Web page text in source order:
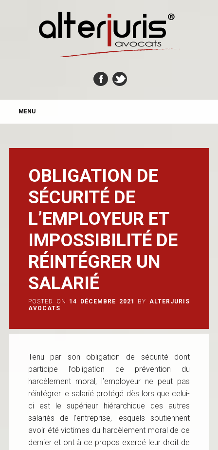
MAIN MENU
MENU
OBLIGATION DE
SÉCURITÉ DE
L’EMPLOYEUR ET
IMPOSSIBILITÉ DE
RÉINTÉGRER UN
SALARIÉ
POSTED ON 14 DÉCEMBRE 2021 BY ALTERJURIS
AVOCATS
Tenu par son obligation de sécurité dont
participe l’obligation de prévention du
harcèlement moral, l’employeur ne peut pas
réintégrer le salarié protégé dès lors que celui-
ci est le supérieur hiérarchique des autres
salariés de l’entreprise, lesquels soutiennent
avoir été victimes du harcèlement moral de ce
dernier et ont à ce propos exercé leur droit de